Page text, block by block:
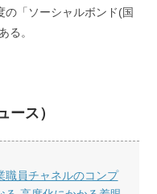
の「ソーシャルボンド(国
る。
ース）
職員チャネルのコンプ